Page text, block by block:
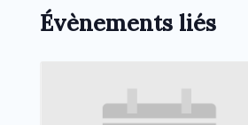
Évènements liés